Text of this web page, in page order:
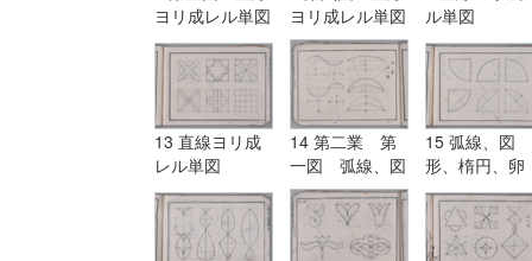
ヨリ成レル単図
ヨリ成レル単図
ル単図
13 直線ヨリ成
レル単図
14 第二業 第
一図 弧線、図
形、楕円、卵
形、渦線、円
柱、円錐等ヲ描
15 弧線、図
形、楕円、卵
形、渦線、円
柱、円錐等ヲ
ク法及弧線ヨ